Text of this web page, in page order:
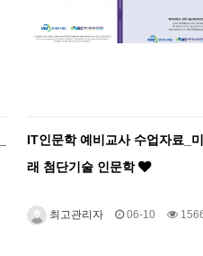
IT인문학 예비교사 수업자료_미
래 첨단기술 인문학
최고관리자 06-10